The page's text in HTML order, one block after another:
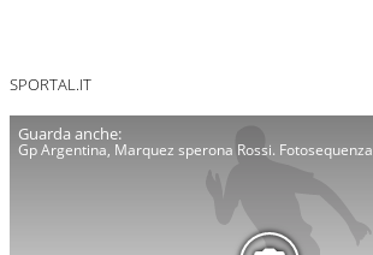
SPORTAL.IT
Gp Argentina, Marquez sperona Rossi. Fotosequenza